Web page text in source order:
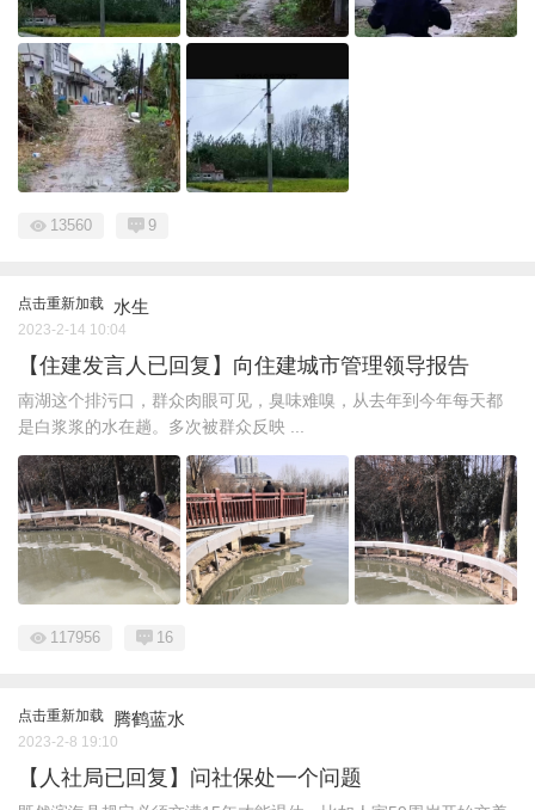
13560 9
点击重新加载 水生
2023-2-14 10:04
【住建发言人已回复】向住建城市管理领导报告
南湖这个排污口，群众肉眼可见，臭味难嗅，从去年到今年每天都
是白浆浆的水在趟。多次被群众反映 ...
117956 16
点击重新加载 腾鹤蓝水
2023-2-8 19:10
【人社局已回复】问社保处一个问题